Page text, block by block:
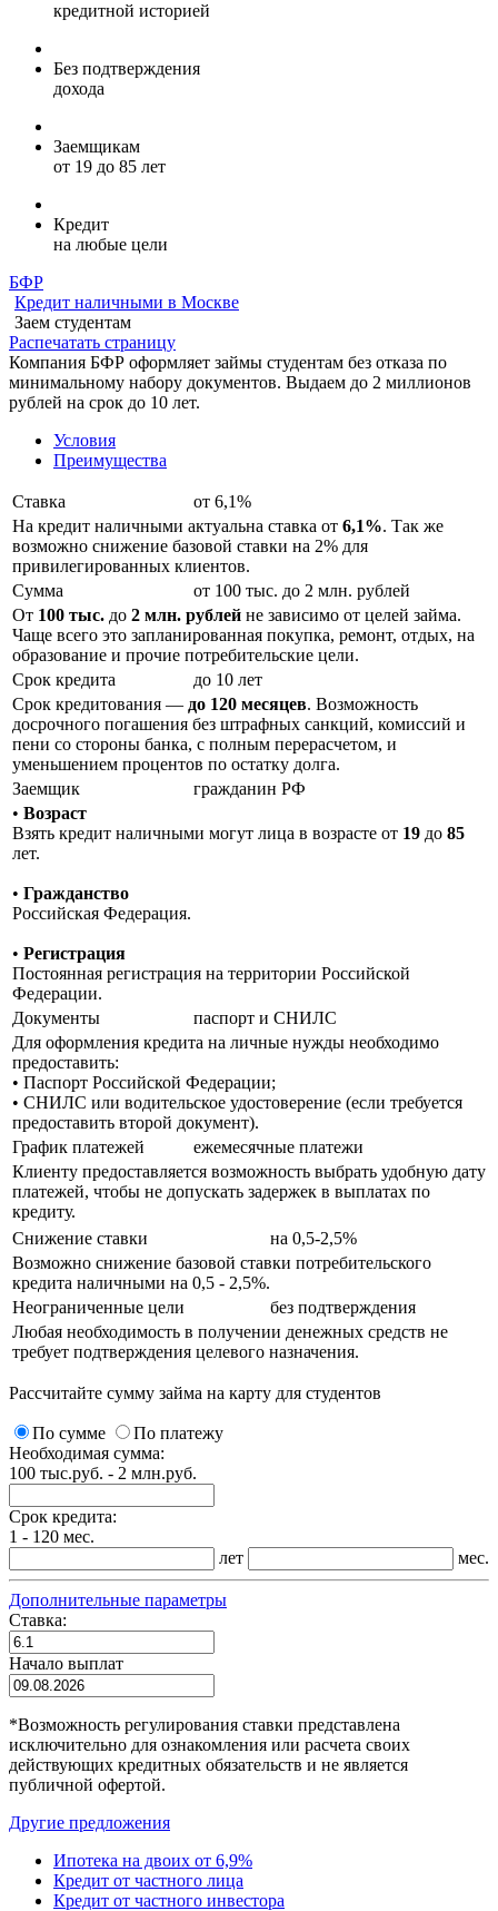
кредитной историей
Без подтверждения
дохода
Заемщикам
от 19 до 85 лет
Кредит
на любые цели
БФР
Кредит наличными в Москве
Заем студентам
Распечатать страницу
Компания БФР оформляет займы студентам без отказа по
минимальному набору документов. Выдаем до 2 миллионов
рублей на срок до 10 лет.
Условия
Преимущества
Ставка
от 6,1%
На кредит наличными актуальна ставка от 6,1%. Так же
возможно снижение базовой ставки на 2% для
привилегированных клиентов.
Сумма
от 100 тыс. до 2 млн. рублей
От 100 тыс. до 2 млн. рублей не зависимо от целей займа.
Чаще всего это запланированная покупка, ремонт, отдых, на
образование и прочие потребительские цели.
Срок кредита
до 10 лет
Срок кредитования — до 120 месяцев. Возможность
досрочного погашения без штрафных санкций, комиссий и
пени со стороны банка, с полным перерасчетом, и
уменьшением процентов по остатку долга.
Заемщик
гражданин РФ
• Возраст
Взять кредит наличными могут лица в возрасте от 19 до 85
лет.
• Гражданство
Российская Федерация.
• Регистрация
Постоянная регистрация на территории Российской
Федерации.
Документы
паспорт и СНИЛС
Для оформления кредита на личные нужды необходимо
предоставить:
• Паспорт Российской Федерации;
• СНИЛС или водительское удостоверение (если требуется
предоставить второй документ).
График платежей
ежемесячные платежи
Клиенту предоставляется возможность выбрать удобную дату
платежей, чтобы не допускать задержек в выплатах по
кредиту.
Снижение ставки
на 0,5-2,5%
Возможно снижение базовой ставки потребительского
кредита наличными на 0,5 - 2,5%.
Неограниченные цели
без подтверждения
Любая необходимость в получении денежных средств не
требует подтверждения целевого назначения.
Рассчитайте сумму займа на карту для студентов
По сумме
По платежу
Необходимая сумма:
100 тыс.руб. - 2 млн.руб.
Срок кредита:
1 - 120 мес.
лет
мес.
Дополнительные параметры
Ставка:
Начало выплат
*Возможность регулирования ставки представлена
исключительно для ознакомления или расчета своих
действующих кредитных обязательств и не является
публичной офертой.
Другие предложения
Ипотека на двоих от 6,9%
Кредит от частного лица
Кредит от частного инвестора